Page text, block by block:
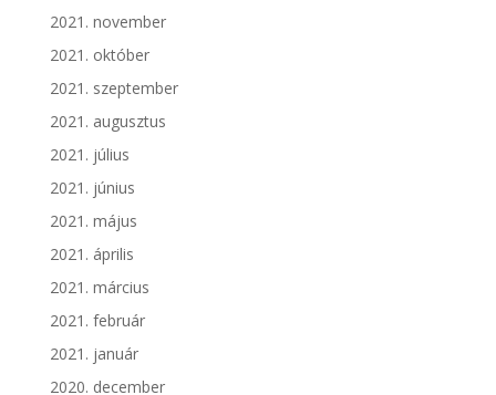
2021. november
2021. október
2021. szeptember
2021. augusztus
2021. július
2021. június
2021. május
2021. április
2021. március
2021. február
2021. január
2020. december